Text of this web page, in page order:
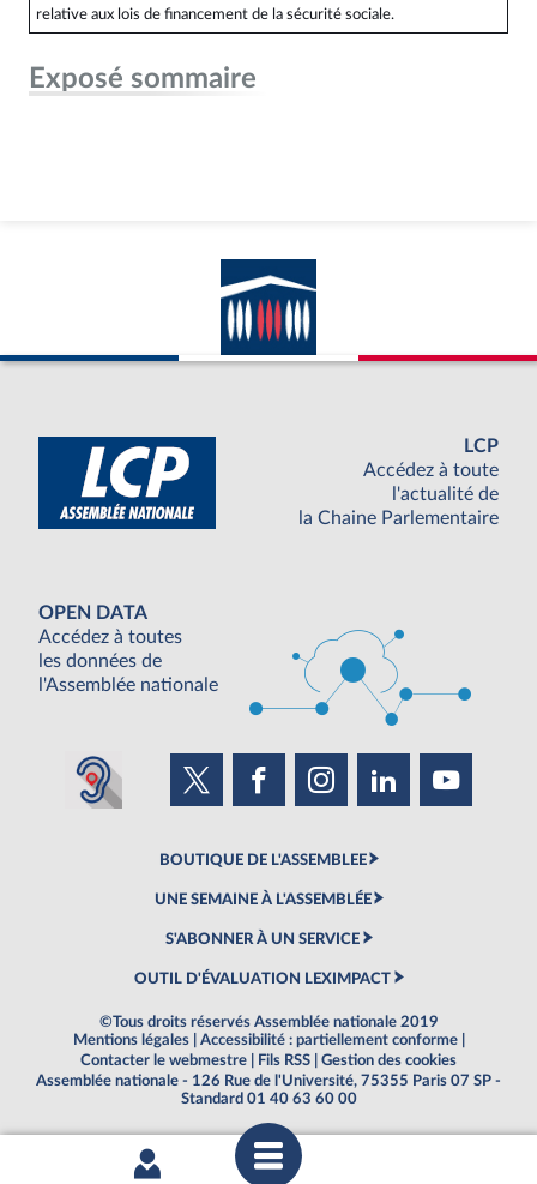
relative aux lois de financement de la sécurité sociale.
Exposé sommaire
LCP
Accédez à toute
l'actualité de
la Chaine Parlementaire
OPEN DATA
Accédez à toutes
les données de
l'Assemblée nationale
BOUTIQUE DE L'ASSEMBLEE
UNE SEMAINE À L'ASSEMBLÉE
S'ABONNER À UN SERVICE
OUTIL D'ÉVALUATION LEXIMPACT
©Tous droits réservés Assemblée nationale 2019
Mentions légales
Accessibilité : partiellement conforme
Contacter le webmestre
Fils RSS
Gestion des cookies
Assemblée nationale - 126 Rue de l'Université, 75355 Paris 07 SP -
Standard 01 40 63 60 00